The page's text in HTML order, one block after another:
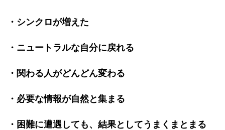
・シンクロが増えた
・ニュートラルな自分に戻れる
・関わる人がどんどん変わる
・必要な情報が自然と集まる
・困難に遭遇しても、結果としてうまくまとまる